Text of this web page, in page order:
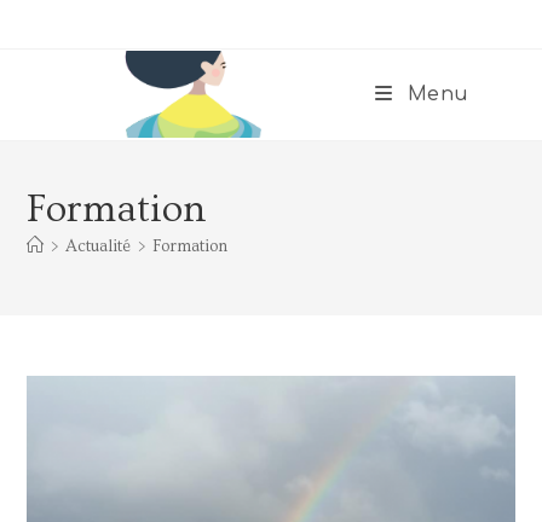
Menu
Formation
> Actualité > Formation